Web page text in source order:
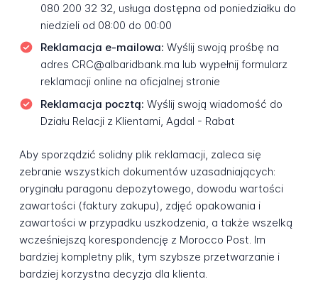
080 200 32 32, usługa dostępna od poniedziałku do
niedzieli od 08:00 do 00:00
Reklamacja e-mailowa: Wyślij swoją prośbę na
adres CRC@albaridbank.ma lub wypełnij formularz
reklamacji online na oficjalnej stronie
Reklamacja pocztą: Wyślij swoją wiadomość do
Działu Relacji z Klientami, Agdal - Rabat
Aby sporządzić solidny plik reklamacji, zaleca się
zebranie wszystkich dokumentów uzasadniających:
oryginału paragonu depozytowego, dowodu wartości
zawartości (faktury zakupu), zdjęć opakowania i
zawartości w przypadku uszkodzenia, a także wszelką
wcześniejszą korespondencję z Morocco Post. Im
bardziej kompletny plik, tym szybsze przetwarzanie i
bardziej korzystna decyzja dla klienta.